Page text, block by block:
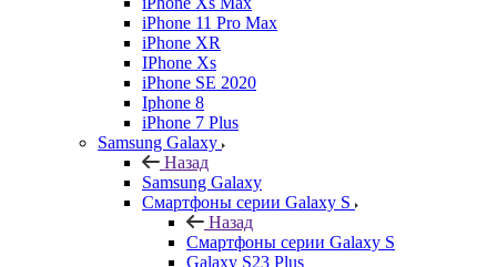
iPhone 11 Pro Max
iPhone XR
IPhone Xs
iPhone SE 2020
Iphone 8
iPhone 7 Plus
Samsung Galaxy
Назад
Samsung Galaxy
Смартфоны серии Galaxy S
Назад
Смартфоны серии Galaxy S
Galaxy S23 Plus